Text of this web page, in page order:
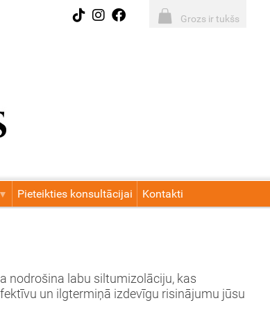
Grozs ir tukšs
Pieteikties konsultācijai Kontakti
nodrošina labu siltumizolāciju, kas
un ilgtermiņā izdevīgu risinājumu jūsu